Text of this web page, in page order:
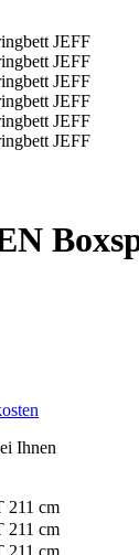
Ihnen
211 cm